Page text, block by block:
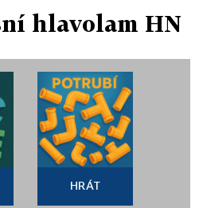
hlavolam HN
HRÁT